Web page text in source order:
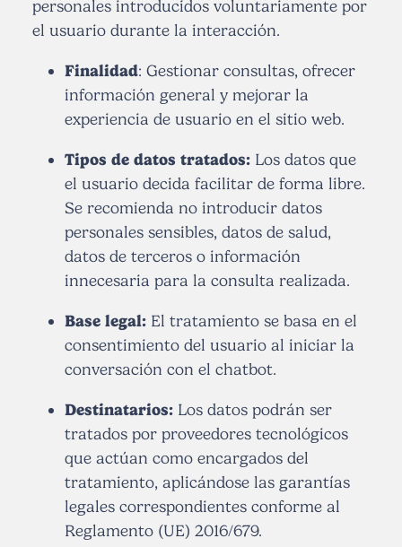
personales introducidos voluntariamente por
el usuario durante la interacción.
Finalidad: Gestionar consultas, ofrecer
información general y mejorar la
experiencia de usuario en el sitio web.
Tipos de datos tratados: Los datos que
el usuario decida facilitar de forma libre.
Se recomienda no introducir datos
personales sensibles, datos de salud,
datos de terceros o información
innecesaria para la consulta realizada.
Base legal: El tratamiento se basa en el
consentimiento del usuario al iniciar la
conversación con el chatbot.
Destinatarios: Los datos podrán ser
tratados por proveedores tecnológicos
que actúan como encargados del
tratamiento, aplicándose las garantías
legales correspondientes conforme al
Reglamento (UE) 2016/679.